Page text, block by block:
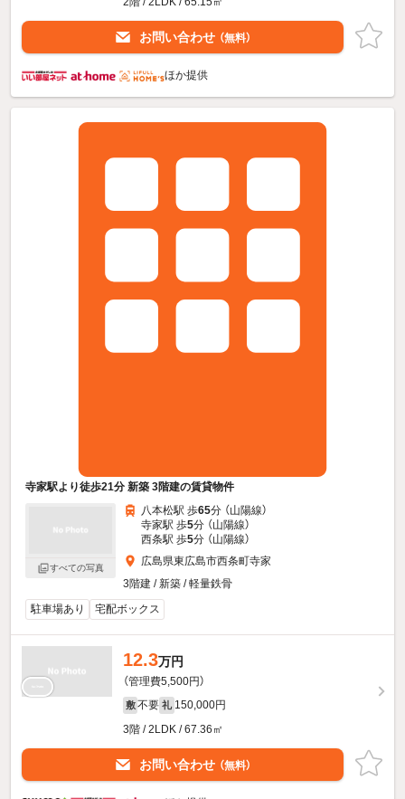
お問い合わせ （無料）
ほか提供
寺家駅より徒歩21分 新築 3階建の賃貸物件
すべての写真
八本松駅 歩65分 （山陽線）
寺家駅 歩5分 （山陽線）
西条駅 歩5分 （山陽線）
広島県東広島市西条町寺家
3階建 / 新築 / 軽量鉄骨
駐車場あり
宅配ボックス
12.3万円
（管理費5,500円）
敷 不要 礼 150,000円
3階 / 2LDK / 67.36㎡
お問い合わせ （無料）